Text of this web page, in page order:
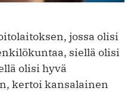
jossa olisi
siellä olisi
olisi hyvä
kertoi kansalainen